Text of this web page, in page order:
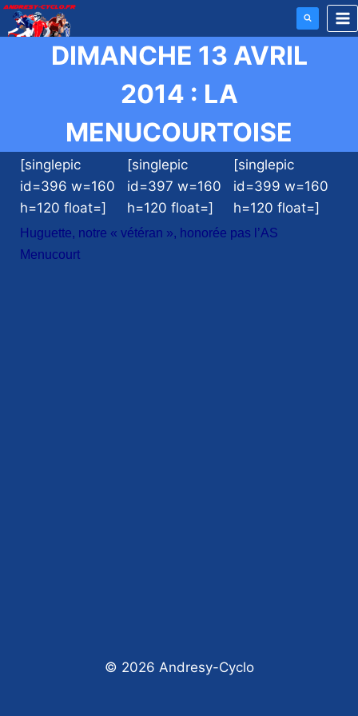
Aller
au
DIMANCHE 13 AVRIL
2014 : LA
MENUCOURTOISE
[singlepic
id=396 w=160
h=120 float=]
[singlepic
id=397 w=160
h=120 float=]
[singlepic
id=399 w=160
h=120 float=]
Huguette, notre « vétéran », honorée pas l’AS
Menucourt
© 2026 Andresy-Cyclo